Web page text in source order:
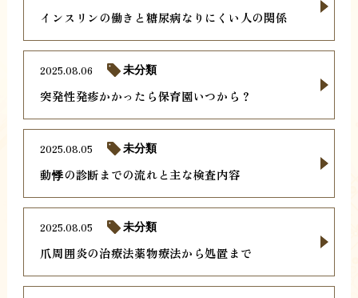
インスリンの働きと糖尿病なりにくい人の関係
突発性発疹かかったら保育園いつから？
2025.08.06 未分類
動悸の診断までの流れと主な検査内容
2025.08.05 未分類
爪周囲炎の治療法薬物療法から処置まで
2025.08.05 未分類